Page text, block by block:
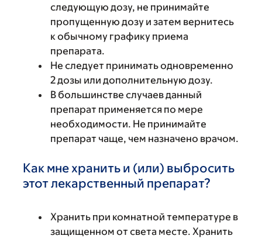
следующую дозу, не принимайте
пропущенную дозу и затем вернитесь
к обычному графику приема
препарата.
Не следует принимать одновременно
2 дозы или дополнительную дозу.
В большинстве случаев данный
препарат применяется по мере
необходимости. Не принимайте
препарат чаще, чем назначено врачом.
Как мне хранить и (или) выбросить
этот лекарственный препарат?
Хранить при комнатной температуре в
защищенном от света месте. Хранить